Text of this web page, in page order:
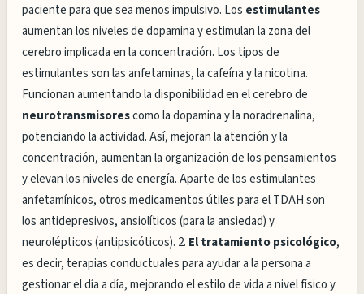
paciente para que sea menos impulsivo. Los estimulantes
aumentan los niveles de dopamina y estimulan la zona del
cerebro implicada en la concentración. Los tipos de
estimulantes son las anfetaminas, la cafeína y la nicotina.
Funcionan aumentando la disponibilidad en el cerebro de
neurotransmisorescomo la dopamina y la noradrenalina,
potenciando la actividad. Así, mejoran la atención y la
concentración, aumentan la organización de los pensamientos
y elevan los niveles de energía. Aparte de los estimulantes
anfetamínicos, otros medicamentos útiles para el TDAH son
los antidepresivos, ansiolíticos (para la ansiedad) y
neurolépticos (antipsicóticos). 2. El tratamiento psicológico,
es decir, terapias conductuales para ayudar a la persona a
gestionar el día a día, mejorando el estilo de vida a nivel físico y